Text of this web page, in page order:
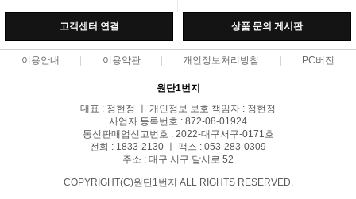
고객센터 연결 상품 문의 게시판
이용안내 이용약관 개인정보처리방침 PC버전
원단1번지
대표 : 정현정 ㅣ 개인정보 보호 책임자 : 정현정
사업자 등록번호 : 872-08-01924
통신판매업신고번호 : 2022-대구서구-0171호
전화 : 1833-2130 ㅣ 팩스 : 053-283-0309
주소 : 대구 서구 달서로 52
COPYRIGHT(C)원단1번지 ALL RIGHTS RESERVED.